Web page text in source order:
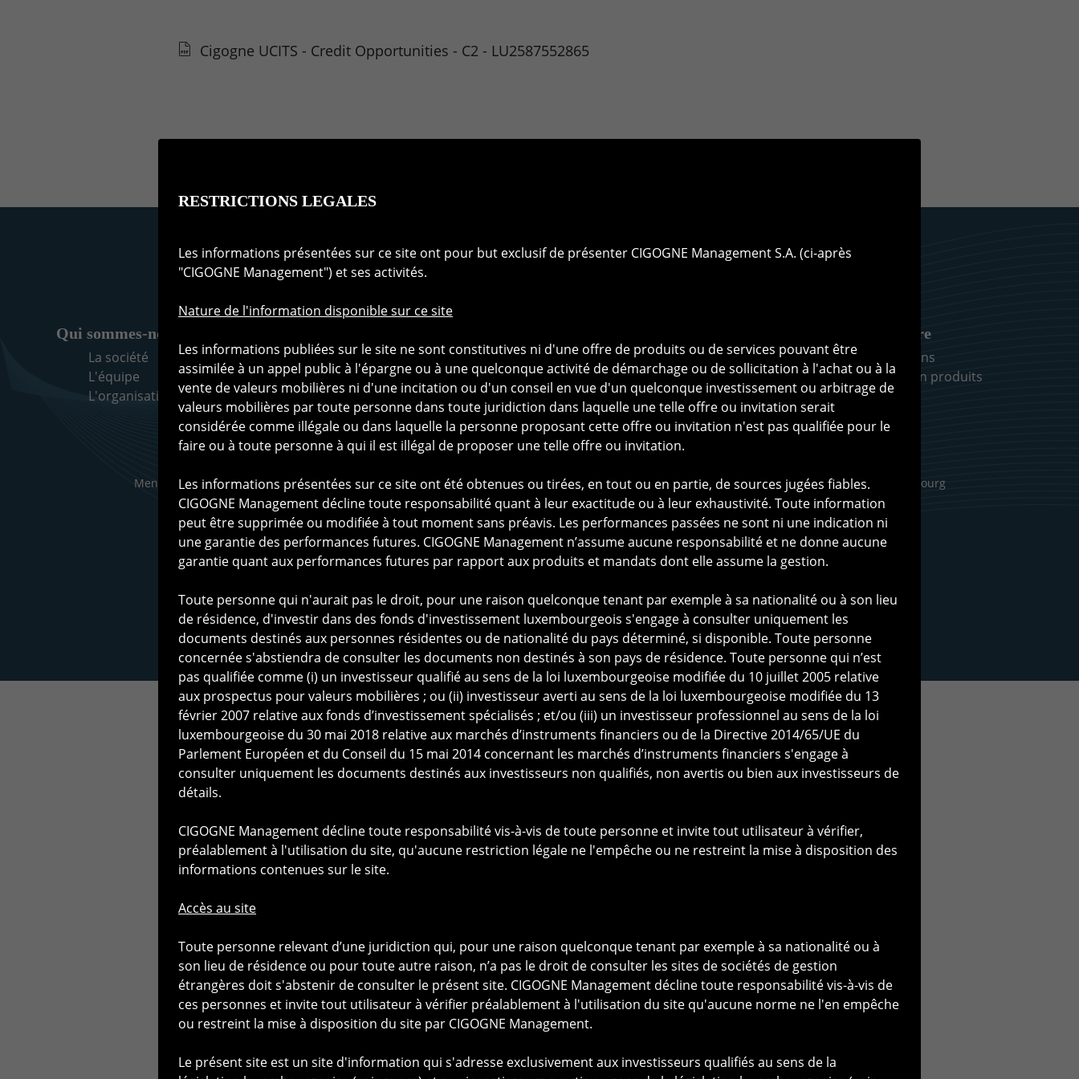
Cigogne UCITS - Credit Opportunities - C2 - LU2587552865
Qui sommes-nous ?
La société
L'équipe
L'organisation
La philosophie
d'investissement
Le processus d'investissement
Fonds AIF
Fonds UCITS
Produits structurés
Base documentaire
Communications
Documentation produits
Mentions légales | Protection des données personnelles | Gestion des cookies | Copyright © 2025 CIGOGNE MANAGEMENT S.A., Luxembourg
RESTRICTIONS LEGALES
Les informations présentées sur ce site ont pour but exclusif de présenter CIGOGNE Management S.A. (ci-après
"CIGOGNE Management") et ses activités.
Nature de l'information disponible sur ce site
Les informations publiées sur le site ne sont constitutives ni d'une offre de produits ou de services pouvant être
vente de valeurs mobilières ni d'une incitation ou d'un conseil en vue d'un quelconque investissement ou arbitrage de
considérée comme illégale ou dans laquelle la personne proposant cette offre ou invitation n'est pas qualifiée pour le
faire ou à toute personne à qui il est illégal de proposer une telle offre ou invitation.
Les informations présentées sur ce site ont été obtenues ou tirées, en tout ou en partie, de sources jugées fiables.
CIGOGNE Management décline toute responsabilité quant à leur exactitude ou à leur exhaustivité. Toute information
une garantie des performances futures. CIGOGNE Management n’assume aucune responsabilité et ne donne aucune
RESTRICTIONS LEGALES
Les informations présentées sur ce site ont pour but exclusif de présenter CIGOGNE Management S.A. (ci-après
"CIGOGNE Management") et ses activités.
Nature de l'information disponible sur ce site
Les informations publiées sur le site ne sont constitutives ni d'une offre de produits ou de services pouvant être
assimilée à un appel public à l'épargne ou à une quelconque activité de démarchage ou de sollicitation à l'achat ou à la
vente de valeurs mobilières ni d'une incitation ou d'un conseil en vue d'un quelconque investissement ou arbitrage de
valeurs mobilières par toute personne dans toute juridiction dans laquelle une telle offre ou invitation serait
considérée comme illégale ou dans laquelle la personne proposant cette offre ou invitation n'est pas qualifiée pour le
faire ou à toute personne à qui il est illégal de proposer une telle offre ou invitation.
Les informations présentées sur ce site ont été obtenues ou tirées, en tout ou en partie, de sources jugées fiables.
CIGOGNE Management décline toute responsabilité quant à leur exactitude ou à leur exhaustivité. Toute information
peut être supprimée ou modifiée à tout moment sans préavis. Les performances passées ne sont ni une indication ni
une garantie des performances futures. CIGOGNE Management n’assume aucune responsabilité et ne donne aucune
garantie quant aux performances futures par rapport aux produits et mandats dont elle assume la gestion.
Toute personne qui n'aurait pas le droit, pour une raison quelconque tenant par exemple à sa nationalité ou à son lieu
de résidence, d'investir dans des fonds d'investissement luxembourgeois s'engage à consulter uniquement les
documents destinés aux personnes résidentes ou de nationalité du pays déterminé, si disponible. Toute personne
concernée s'abstiendra de consulter les documents non destinés à son pays de résidence. Toute personne qui n’est
pas qualifiée comme (i) un investisseur qualifié au sens de la loi luxembourgeoise modifiée du 10 juillet 2005 relative
aux prospectus pour valeurs mobilières ; ou (ii) investisseur averti au sens de la loi luxembourgeoise modifiée du 13
février 2007 relative aux fonds d’investissement spécialisés ; et/ou (iii) un investisseur professionnel au sens de la loi
luxembourgeoise du 30 mai 2018 relative aux marchés d’instruments financiers ou de la Directive 2014/65/UE du
Parlement Européen et du Conseil du 15 mai 2014 concernant les marchés d’instruments financiers s'engage à
consulter uniquement les documents destinés aux investisseurs non qualifiés, non avertis ou bien aux investisseurs de
détails.
CIGOGNE Management décline toute responsabilité vis-à-vis de toute personne et invite tout utilisateur à vérifier,
préalablement à l'utilisation du site, qu'aucune restriction légale ne l'empêche ou ne restreint la mise à disposition des
informations contenues sur le site.
Accès au site
Toute personne relevant d’une juridiction qui, pour une raison quelconque tenant par exemple à sa nationalité ou à
son lieu de résidence ou pour toute autre raison, n’a pas le droit de consulter les sites de sociétés de gestion
étrangères doit s'abstenir de consulter le présent site. CIGOGNE Management décline toute responsabilité vis-à-vis de
ces personnes et invite tout utilisateur à vérifier préalablement à l'utilisation du site qu'aucune norme ne l'en empêche
ou restreint la mise à disposition du site par CIGOGNE Management.
Le présent site est un site d'information qui s'adresse exclusivement aux investisseurs qualifiés au sens de la